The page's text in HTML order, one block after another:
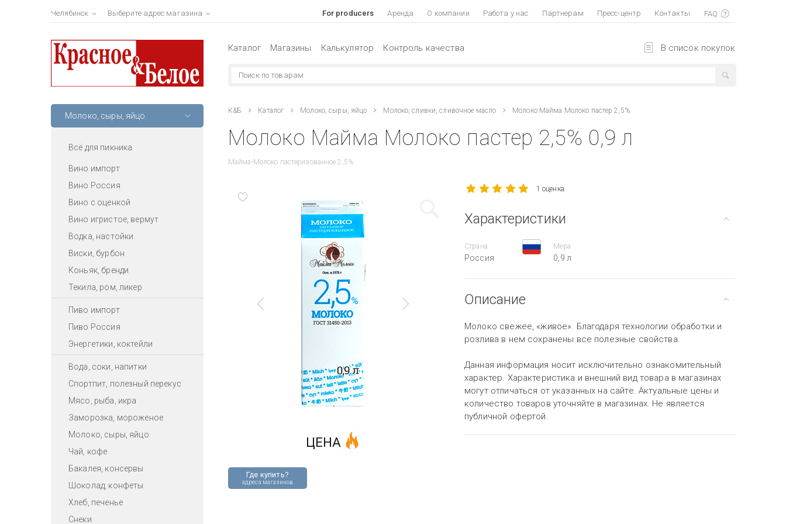
Челябинск Выберите адрес магазина For producers Аренда О компании Работа у нас Партнерам Пресс-центр Контакты
В список покупок
Каталог Магазины Калькулятор Контроль качества
Молоко, сыры, яйцо
Всё для пикника
Вино импорт
Вино Россия
Вино с оценкой
Вино игристое, вермут
Водка, настойки
Виски, бурбон
Коньяк, бренди
Текила, ром, ликер
Пиво импорт
Пиво Россия
Энергетики, коктейли
Вода, соки, напитки
Спортпит, полезный перекус
Мясо, рыба, икра
Заморозка, мороженое
Молоко, сыры, яйцо
Чай, кофе
Бакалея, консервы
Шоколад, конфеты
Хлеб, печенье
Снеки
К&Б Каталог Молоко, сыры, яйцо Молоко, сливки, сливочное масло Молоко Майма Молоко пастер 2,5%
Молоко Майма Молоко пастер 2,5% 0,9 л
Майма-Молоко пастеризованное 2,5%
Где купить?
адреса магазинов
ЦЕНА
1 оценка
Характеристики
Страна
Россия
Мера
0,9 л
Описание
Молоко свежее, «живое». Благодаря технологии обработки и
розлива в нем сохранены все полезные свойства.
Данная информация носит исключительно ознакомительный
характер. Характеристика и внешний вид товара в магазинах
могут отличаться от указанных на сайте. Актуальные цены и
количество товаров уточняйте в магазинах. Не является
публичной офертой.